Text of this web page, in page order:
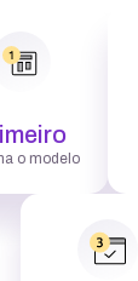
o modelo